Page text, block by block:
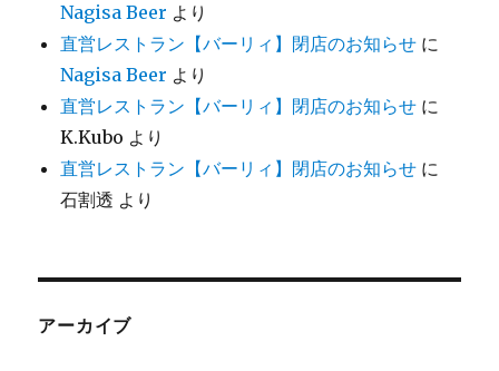
Nagisa Beer より
直営レストラン【バーリィ】閉店のお知らせ に
Nagisa Beer より
直営レストラン【バーリィ】閉店のお知らせ に
K.Kubo より
直営レストラン【バーリィ】閉店のお知らせ に
石割透 より
アーカイブ